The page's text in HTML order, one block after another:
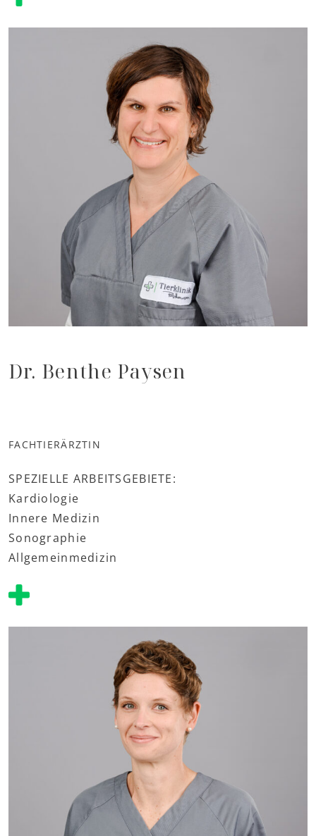
Dr. Benthe Paysen
FACHTIERÄRZTIN
SPEZIELLE ARBEITSGEBIETE:
Kardiologie
Innere Medizin
Sonographie
Allgemeinmedizin